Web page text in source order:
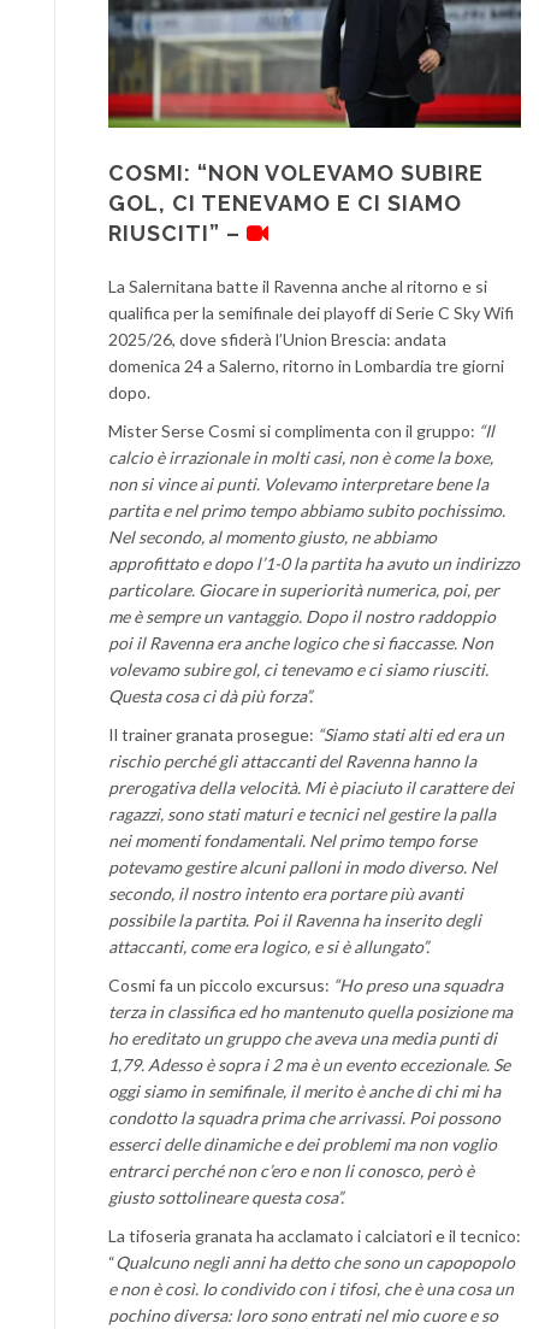
COSMI: “NON VOLEVAMO SUBIRE
GOL, CI TENEVAMO E CI SIAMO
RIUSCITI” –
La Salernitana batte il Ravenna anche al ritorno e si
qualifica per la semifinale dei playoff di Serie C Sky Wifi
2025/26, dove sfiderà l’Union Brescia: andata
domenica 24 a Salerno, ritorno in Lombardia tre giorni
dopo.
Mister Serse Cosmi si complimenta con il gruppo: “Il
calcio è irrazionale in molti casi, non è come laboxe,
non si vince ai punti. Volevamo interpretare bene la
partita e nel primo tempo abbiamo subito pochissimo.
Nel secondo, al momento giusto, ne abbiamo
approfittato e dopo l’1-0 la partita ha avuto un indirizzo
particolare. Giocare in superiorità numerica, poi, per
me è sempre un vantaggio. Dopo il nostro raddoppio
poi il Ravenna era anche logico che si fiaccasse. Non
volevamo subire gol, ci tenevamo e ci siamo riusciti.
Questa cosa ci dà più forza”.
Il trainer granata prosegue: “Siamo stati alti ed era un
rischio perché gli attaccanti del Ravenna hanno la
prerogativa della velocità. Mi è piaciuto il carattere dei
ragazzi, sono stati maturi e tecnici nel gestire la palla
nei momenti fondamentali. Nel primo tempo forse
potevamo gestire alcuni palloni in modo diverso. Nel
secondo, il nostro intento era portare più avanti
possibile la partita. Poi il Ravenna ha inserito degli
attaccanti, come era logico, e si è allungato”.
Cosmi fa un piccolo excursus: “Ho preso una squadra
terza in classifica ed ho mantenuto quella posizione ma
ho ereditato un gruppo che aveva una media punti di
1,79. Adesso è sopra i 2 ma è un evento eccezionale. Se
oggi siamo in semifinale, il merito è anche di chi mi ha
condotto la squadra prima che arrivassi. Poi possono
esserci delle dinamiche e dei problemi ma non voglio
entrarci perché non c’ero e non li conosco, però è
giusto sottolineare questa cosa”.
La tifoseria granata ha acclamato i calciatori e il tecnico:
“Qualcuno negli anni ha detto che sono un capopopolo
e non è così. Io condivido con i tifosi, che è una cosa un
pochino diversa: loro sono entrati nel mio cuore e so